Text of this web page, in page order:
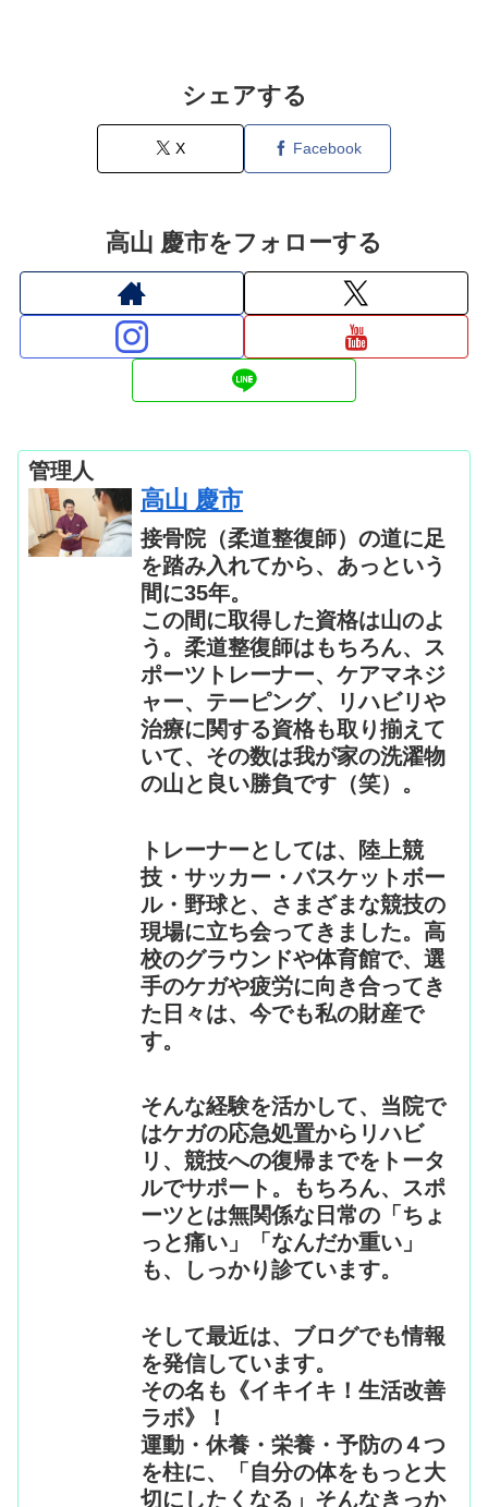
シェアする
X Facebook
高山 慶市をフォローする
管理人
高山 慶市
接骨院（柔道整復師）の道に足
を踏み入れてから、あっという
間に35年。
この間に取得した資格は山のよ
う。柔道整復師はもちろん、ス
ポーツトレーナー、ケアマネジ
ャー、テーピング、リハビリや
治療に関する資格も取り揃えて
いて、その数は我が家の洗濯物
の山と良い勝負です（笑）。
トレーナーとしては、陸上競
技・サッカー・バスケットボー
ル・野球と、さまざまな競技の
現場に立ち会ってきました。高
校のグラウンドや体育館で、選
手のケガや疲労に向き合ってき
た日々は、今でも私の財産で
す。
そんな経験を活かして、当院で
はケガの応急処置からリハビ
リ、競技への復帰までをトータ
ルでサポート。もちろん、スポ
ーツとは無関係な日常の「ちょ
っと痛い」「なんだか重い」
も、しっかり診ています。
そして最近は、ブログでも情報
を発信しています。
その名も《イキイキ！生活改善
ラボ》！
運動・休養・栄養・予防の４つ
を柱に、「自分の体をもっと大
切にしたくなる」そんなきっか